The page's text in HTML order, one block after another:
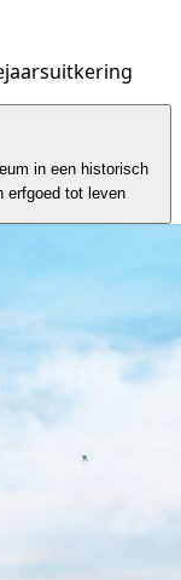
in een historisch
erfgoed tot leven